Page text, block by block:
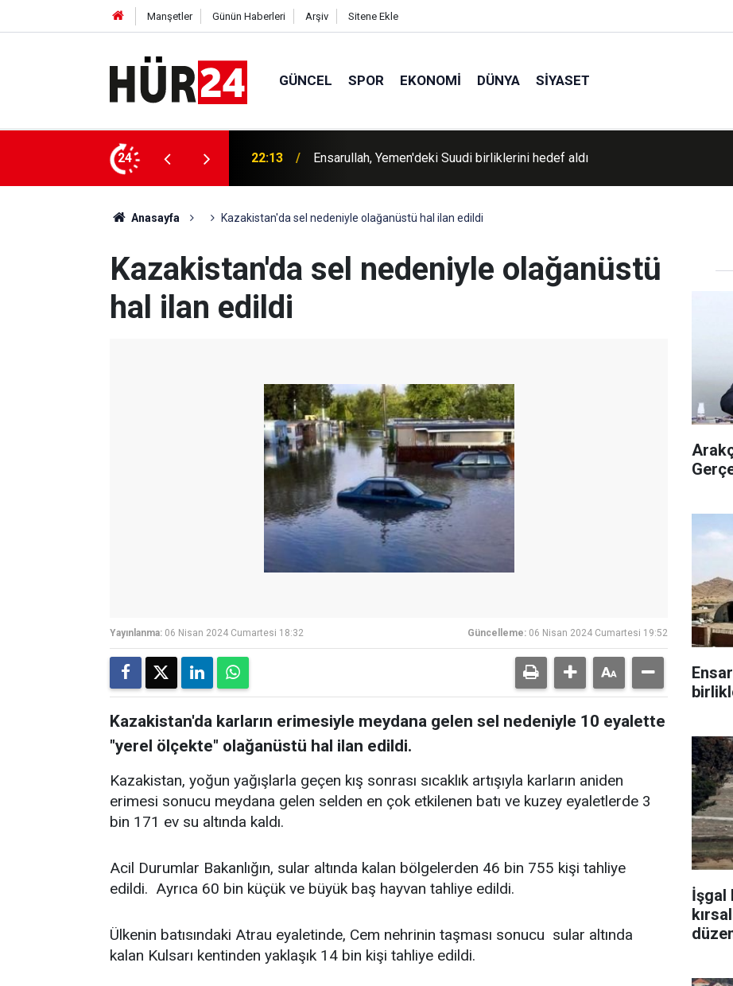
Manşetler Günün Haberleri Arşiv Sitene Ekle
GÜNCEL SPOR EKONOMI DÜNYA SIYASET
24 21:57
Peygamber Sevdalıları Vakfı, Filistin Konvoyu'nda Müslüman olan Sebastian'a
kitap hediye etti
Anasayfa Kazakistan'da sel nedeniyle olağanüstü hal ilan edildi
Kazakistan'da sel nedeniyle olağanüstü
hal ilan edildi
Yayınlanma: 06 Nisan 2024 Cumartesi 18:32 Güncelleme: 06 Nisan 2024 Cumartesi 19:52
Kazakistan'da karların erimesiyle meydana gelen sel nedeniyle 10 eyalette
"yerel ölçekte" olağanüstü hal ilan edildi.
Kazakistan, yoğun yağışlarla geçen kış sonrası sıcaklık artışıyla karların aniden
erimesi sonucu meydana gelen selden en çok etkilenen batı ve kuzey eyaletlerde 3
bin 171 ev su altında kaldı.
Acil Durumlar Bakanlığın, sular altında kalan bölgelerden 46 bin 755 kişi tahliye
edildi. Ayrıca 60 bin küçük ve büyük baş hayvan tahliye edildi.
Ülkenin batısındaki Atrau eyaletinde, Cem nehrinin taşması sonucu sular altında
kalan Kulsarı kentinden yaklaşık 14 bin kişi tahliye edildi.
İşgal